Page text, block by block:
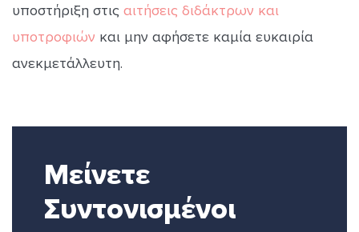
υποστήριξη στις αιτήσεις διδάκτρων και
υποτροφιών και μην αφήσετε καμία ευκαιρία
ανεκμετάλλευτη.
Μείνετε
Συντονισμένοι